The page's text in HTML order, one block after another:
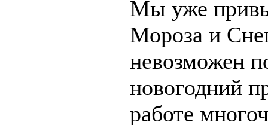
Мы уже
Мороза и
невозможен
новогодний
работе